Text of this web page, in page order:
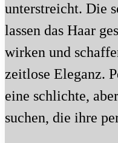
unterstreicht. Die
lassen das Haar
wirken und
zeitlose Eleganz.
eine schlichte,
suchen, die ihre